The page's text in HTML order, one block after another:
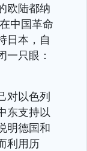
欧陆都纳
中国革命
日本，自
一只眼：
对以色列
东支持以
明德国和
利用历